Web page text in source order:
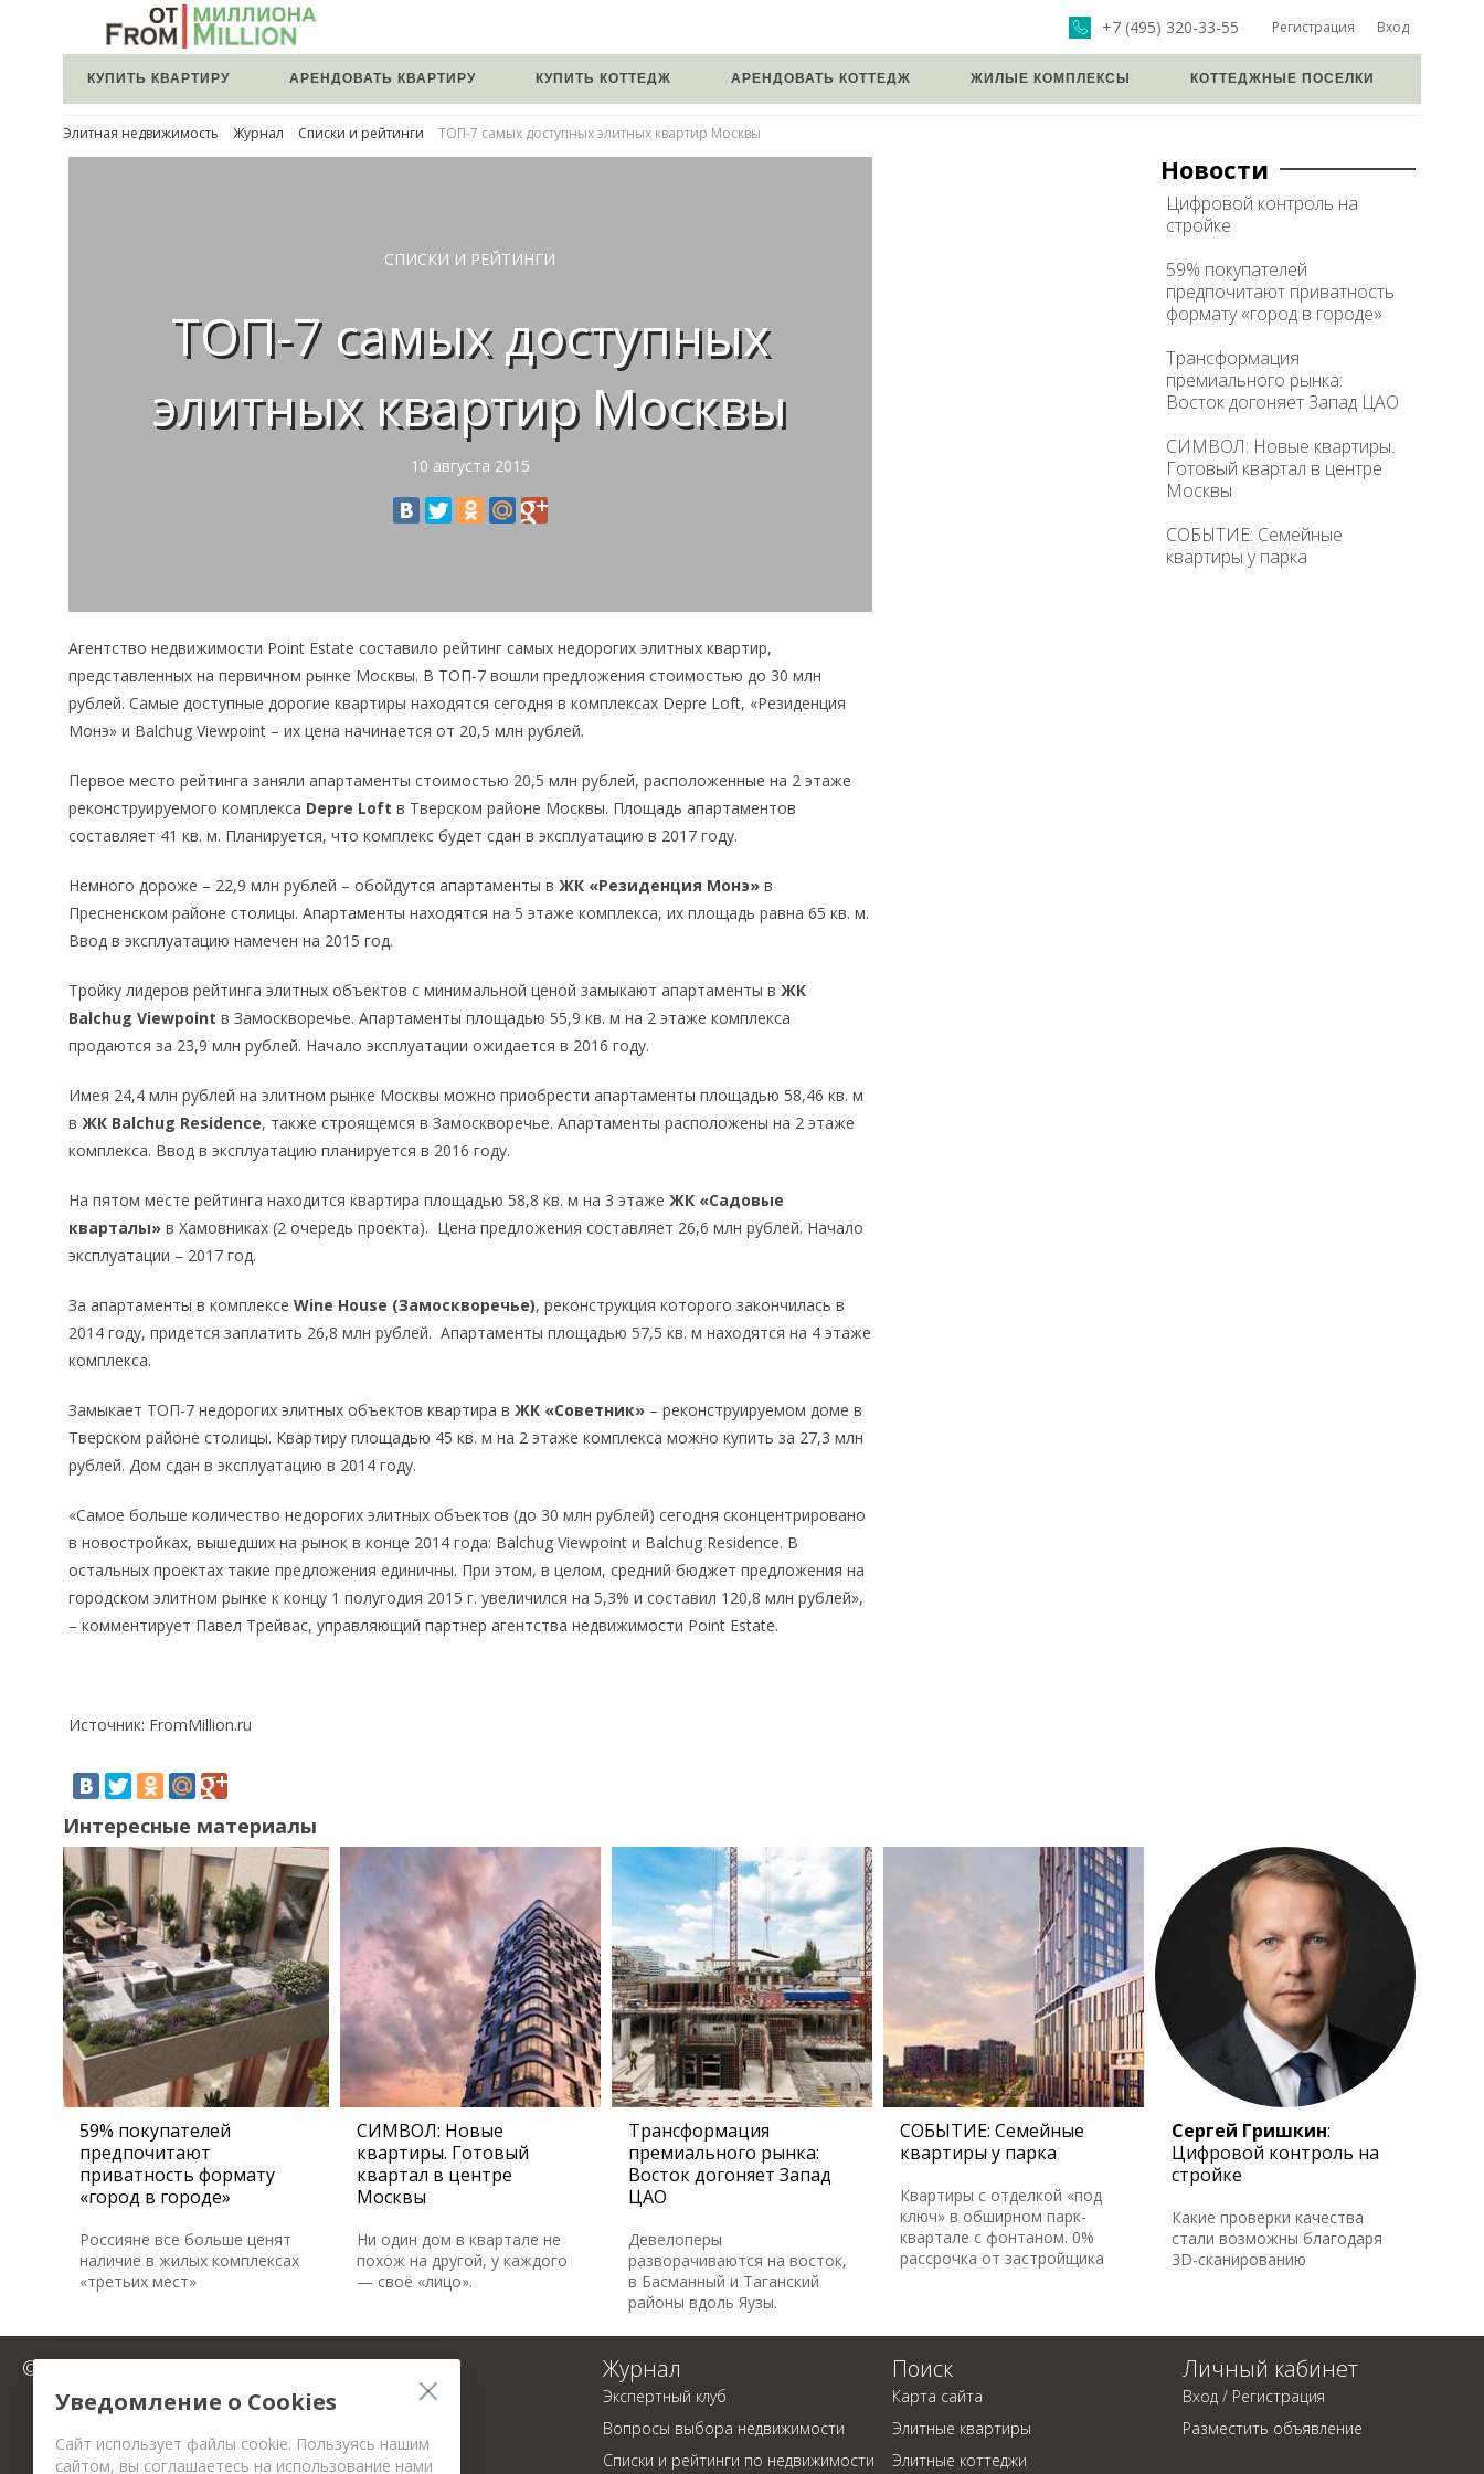
Регистрация Вход
+7 (495) 320-33-55
КУПИТЬ КВАРТИРУ АРЕНДОВАТЬ КВАРТИРУ КУПИТЬ КОТТЕДЖ АРЕНДОВАТЬ КОТТЕДЖ ЖИЛЫЕ КОМПЛЕКСЫ КОТТЕДЖНЫЕ ПОСЕЛКИ
Элитная недвижимость Журнал Списки и рейтинги ТОП-7 самых доступных элитных квартир Москвы
СПИСКИ И РЕЙТИНГИ
ТОП-7 самых доступных
элитных квартир Москвы
10 августа 2015
Агентство недвижимости Point Estate составило рейтинг самых недорогих элитных квартир,
представленных на первичном рынке Москвы. В ТОП-7 вошли предложения стоимостью до 30 млн
рублей. Самые доступные дорогие квартиры находятся сегодня в комплексах Depre Loft, «Резиденция
Монэ» и Balchug Viewpoint – их цена начинается от 20,5 млн рублей.
Первое место рейтинга заняли апартаменты стоимостью 20,5 млн рублей, расположенные на 2 этаже
реконструируемого комплекса Depre Loft в Тверском районе Москвы. Площадь апартаментов
составляет 41 кв. м. Планируется, что комплекс будет сдан в эксплуатацию в 2017 году.
Немного дороже – 22,9 млн рублей – обойдутся апартаменты в ЖК «Резиденция Монэ» в
Пресненском районе столицы. Апартаменты находятся на 5 этаже комплекса, их площадь равна 65 кв. м.
Ввод в эксплуатацию намечен на 2015 год.
Тройку лидеров рейтинга элитных объектов с минимальной ценой замыкают апартаменты в ЖК
Balchug Viewpoint в Замоскворечье. Апартаменты площадью 55,9 кв. м на 2 этаже комплекса
продаются за 23,9 млн рублей. Начало эксплуатации ожидается в 2016 году.
Имея 24,4 млн рублей на элитном рынке Москвы можно приобрести апартаменты площадью 58,46 кв. м
в ЖК Balchug Residence, также строящемся в Замоскворечье. Апартаменты расположены на 2 этаже
комплекса. Ввод в эксплуатацию планируется в 2016 году.
На пятом месте рейтинга находится квартира площадью 58,8 кв. м на 3 этаже ЖК «Садовые
кварталы» в Хамовниках (2 очередь проекта). Цена предложения составляет 26,6 млн рублей. Начало
эксплуатации – 2017 год.
За апартаменты в комплексе Wine House (Замоскворечье), реконструкция которого закончилась в
2014 году, придется заплатить 26,8 млн рублей. Апартаменты площадью 57,5 кв. м находятся на 4 этаже
комплекса.
Замыкает ТОП-7 недорогих элитных объектов квартира в ЖК «Советник» – реконструируемом доме в
Тверском районе столицы. Квартиру площадью 45 кв. м на 2 этаже комплекса можно купить за 27,3 млн
рублей. Дом сдан в эксплуатацию в 2014 году.
«Самое больше количество недорогих элитных объектов (до 30 млн рублей) сегодня сконцентрировано
в новостройках, вышедших на рынок в конце 2014 года: Balchug Viewpoint и Balchug Residence. В
остальных проектах такие предложения единичны. При этом, в целом, средний бюджет предложения на
городском элитном рынке к концу 1 полугодия 2015 г. увеличился на 5,3% и составил 120,8 млн рублей»,
– комментирует Павел Трейвас, управляющий партнер агентства недвижимости Point Estate.
Источник: FromMillion.ru
Новости
Цифровой контроль на
стройке
59% покупателей
предпочитают приватность
формату «город в городе»
Трансформация
премиального рынка:
Восток догоняет Запад ЦАО
СИМВОЛ: Новые квартиры.
Готовый квартал в центре
Москвы
СОБЫТИЕ: Семейные
квартиры у парка
Интересные материалы
59% покупателей
предпочитают
приватность формату
«город в городе»
Россияне все больше ценят
наличие в жилых комплексах
«третьих мест»
СИМВОЛ: Новые
квартиры. Готовый
квартал в центре
Москвы
Ни один дом в квартале не
похож на другой, у каждого
— своё «лицо».
Трансформация
премиального рынка:
Восток догоняет Запад
ЦАО
Девелоперы
разворачиваются на восток,
в Басманный и Таганский
районы вдоль Яузы.
СОБЫТИЕ: Семейные
квартиры у парка
Квартиры с отделкой «под
ключ» в обширном парк-
квартале с фонтаном. 0%
рассрочка от застройщика
Сергей Гришкин:
Цифровой контроль на
стройке
Какие проверки качества
стали возможны благодаря
3D-сканированию
Уведомление о Cookies
Сайт использует файлы cookie. Пользуясь нашим
сайтом, вы соглашаетесь на использование нами
© 2025 FromMillion.ru Журнал
Экспертный клуб
Вопросы выбора недвижимости
Списки и рейтинги по недвижимости
Поиск
Карта сайта
Элитные квартиры
Элитные коттеджи
Личный кабинет
Вход / Регистрация
Разместить объявление